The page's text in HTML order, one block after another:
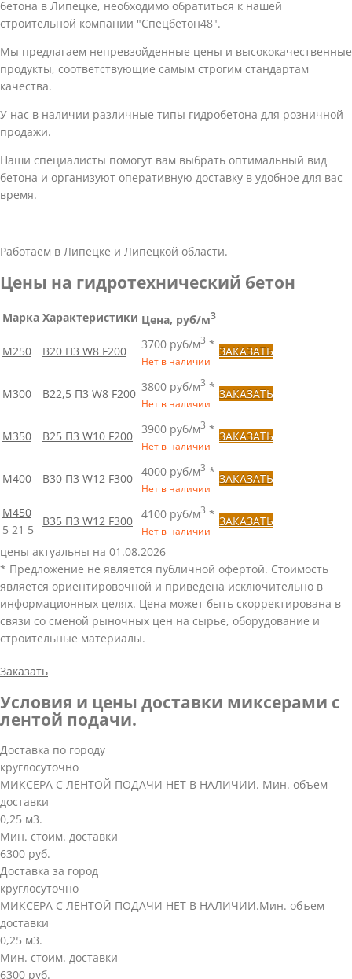
бетона в Липецке, необходимо обратиться к нашей
строительной компании "Спецбетон48".
Мы предлагаем непревзойденные цены и высококачественные
продукты, соответствующие самым строгим стандартам
качества.
У нас в наличии различные типы гидробетона для розничной
продажи.
Наши специалисты помогут вам выбрать оптимальный вид
бетона и организуют оперативную доставку в удобное для вас
время.
Работаем в Липецке и Липецкой области.
Цены на гидротехнический бетон
Марка Характеристики Цена, руб/м3
М250 B20 П3 W8 F200 3700 руб/м3 *
Нет в наличии
ЗАКАЗАТЬ
М300 B22,5 П3 W8 F200 3800 руб/м3 *
Нет в наличии
ЗАКАЗАТЬ
М350 B25 П3 W10 F200 3900 руб/м3 *
Нет в наличии
ЗАКАЗАТЬ
М400 B30 П3 W12 F300 4000 руб/м3 *
Нет в наличии
ЗАКАЗАТЬ
М450
5 21 5
B35 П3 W12 F300 4100 руб/м3 *
Нет в наличии
ЗАКАЗАТЬ
цены актуальны на 01.08.2026
* Предложение не является публичной офертой. Стоимость
является ориентировочной и приведена исключительно в
информационных целях. Цена может быть скорректирована в
связи со сменой рыночных цен на сырье, оборудование и
строительные материалы.
Заказать
Условия и цены доставки миксерами с
лентой подачи.
Доставка по городу
круглосуточно
МИКСЕРА С ЛЕНТОЙ ПОДАЧИ НЕТ В НАЛИЧИИ. Мин. объем
доставки
0,25 м3.
Мин. стоим. доставки
6300 руб.
Доставка за город
круглосуточно
МИКСЕРА С ЛЕНТОЙ ПОДАЧИ НЕТ В НАЛИЧИИ.Мин. объем
доставки
0,25 м3.
Мин. стоим. доставки
6300 руб.